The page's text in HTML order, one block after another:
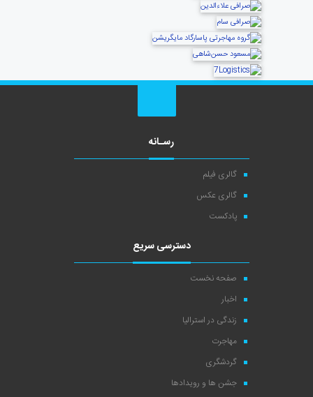
رسـانه
گالری فیلم
گالری عکس
پادکست
دسترسی سریع
صفحه نخست
اخبار
زندگی در استرالیا
مهاجرت
گردشگری
جشن ها و رویدادها